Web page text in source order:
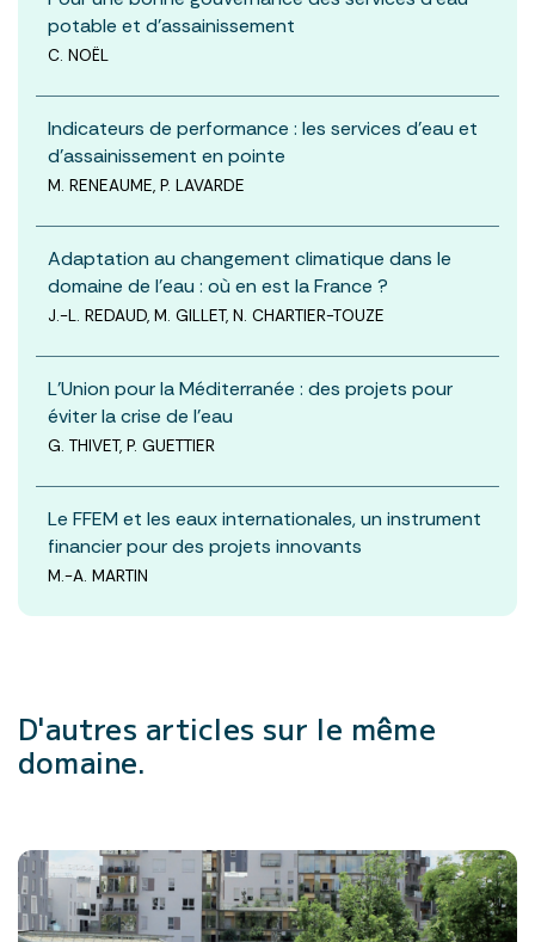
potable et d’assainissement
C. NOËL
Indicateurs de performance : les services d’eau et
d’assainissement en pointe
M. RENEAUME, P. LAVARDE
Adaptation au changement climatique dans le
domaine de l’eau : où en est la France ?
J.-L. REDAUD, M. GILLET, N. CHARTIER-TOUZE
L’Union pour la Méditerranée : des projets pour
éviter la crise de l’eau
G. THIVET, P. GUETTIER
Le FFEM et les eaux internationales, un instrument
financier pour des projets innovants
M.-A. MARTIN
D'autres articles sur le même
domaine.